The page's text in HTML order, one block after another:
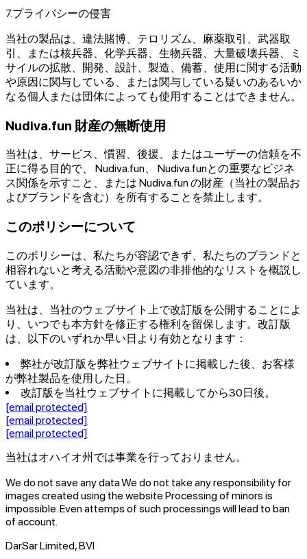
7.プライバシーの侵害
当社の製品は、違法賭博、テロリズム、麻薬取引、武器取
引、または核兵器、化学兵器、生物兵器、大量破壊兵器、ミ
サイルの拡散、開発、設計、製造、備蓄、使用に関する活動
や原因に関与している、または関与している疑いのあるいか
なる個人または団体によっても使用することはできません。
Nudiva.fun 財産の無断使用
当社は、サービス、慣習、後援、またはユーザーの信頼を不
正に得る目的で、 Nudiva.fun、 Nudiva.funとの重要なビジネ
ス関係を示すこと、または Nudiva.fun の財産（当社の製品お
よびブランドを含む）を所有することを禁止します。
このポリシーについて
このポリシーは、私たちが容認できず、私たちのブランドと
相容れないと考える活動や意図の非排他的なリストを概説し
ています。
当社は、当社のウェブサイト上で改訂版を公開することによ
り、いつでも本方針を修正する権利を留保します。改訂版
は、以下のいずれか早い日より有効となります：
弊社が改訂版を弊社ウェブサイトに掲載した後、お客様
が弊社製品を使用した日。
改訂版を当社ウェブサイトに掲載してから30日後。
[email protected]
[email protected]
[email protected]
当社はオハイオ州では事業を行っておりません。
We do not save any data.We do not take any responsibility for
images created using the website. Processing of minors is
impossible. Even attemps of such processings will lead to ban
of account.
DarSar Limited, BVI